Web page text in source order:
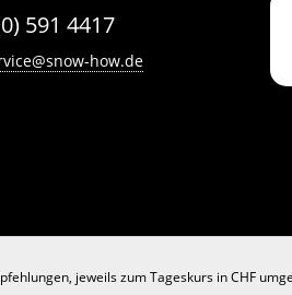
591 4417
how.de
jeweils zum Tageskurs in CHF